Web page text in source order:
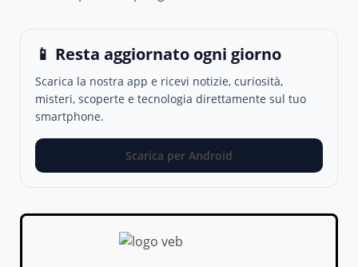
📱 Resta aggiornato ogni giorno
Scarica la nostra app e ricevi notizie, curiosità,
misteri, scoperte e tecnologia direttamente sul tuo
smartphone.
Scarica per Android